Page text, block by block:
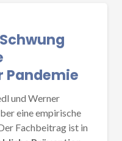
der Studie
Interesse an
Sie bitte eine Mail
Mitglieder
von AccessMM
der
Pandemie
und Werner
eine empirische
Fachbeitrag ist in